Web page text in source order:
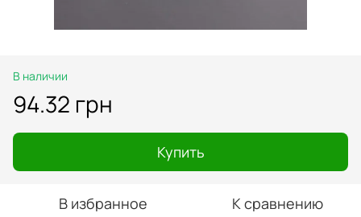
В наличии
94.32 грн
Купить
В избранное К сравнению